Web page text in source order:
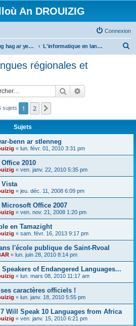
An DROUIZIG
Connexion
Ar stlenneg hag ar yezhoù bihan er bed a-bezh L'informatique en langues régionales et minoritaires
c
r
régionales et
Rechercher
sujets 1 2
Sujets
benn ar stlenneg
« lun. févr. 01, 2010 3:31 pm
2010
« ven. janv. 22, 2010 5:35 pm
Vista
« jeu. déc. 11, 2008 6:09 pm
Office 2007
« ven. nov. 21, 2008 1:20 pm
en Tamazight
« sam. févr. 16, 2013 9:17 pm
l'école publique de Saint-Rvoal
« lun. juin 28, 2010 8:14 pm
of Endangered Languages...
« lun. mars 08, 2010 11:17 am
caractères officiels !
« lun. janv. 18, 2010 5:55 pm
Will Speak 10 Languages from Africa
« ven. janv. 15, 2010 6:21 pm